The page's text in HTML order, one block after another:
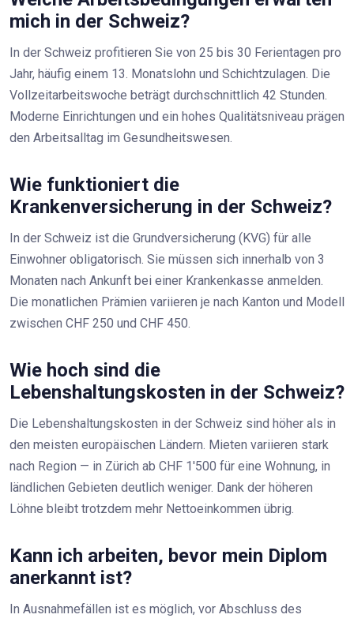
mich in der Schweiz?
In der Schweiz profitieren Sie von 25 bis 30 Ferientagen pro
Jahr, häufig einem 13. Monatslohn und Schichtzulagen. Die
Vollzeitarbeitswoche beträgt durchschnittlich 42 Stunden.
Moderne Einrichtungen und ein hohes Qualitätsniveau prägen
den Arbeitsalltag im Gesundheitswesen.
Wie funktioniert die
Krankenversicherung in der Schweiz?
In der Schweiz ist die Grundversicherung (KVG) für alle
Einwohner obligatorisch. Sie müssen sich innerhalb von 3
Monaten nach Ankunft bei einer Krankenkasse anmelden.
Die monatlichen Prämien variieren je nach Kanton und Modell
zwischen CHF 250 und CHF 450.
Wie hoch sind die
Lebenshaltungskosten in der Schweiz?
Die Lebenshaltungskosten in der Schweiz sind höher als in
den meisten europäischen Ländern. Mieten variieren stark
nach Region — in Zürich ab CHF 1'500 für eine Wohnung, in
ländlichen Gebieten deutlich weniger. Dank der höheren
Löhne bleibt trotzdem mehr Nettoeinkommen übrig.
Kann ich arbeiten, bevor mein Diplom
anerkannt ist?
In Ausnahmefällen ist es möglich, vor Abschluss des